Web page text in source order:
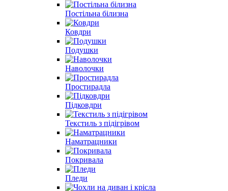
Постільна білизна
Ковдри
Подушки
Наволочки
Простирадла
Підковдри
Текстиль з підігрівом
Наматрацники
Покривала
Пледи